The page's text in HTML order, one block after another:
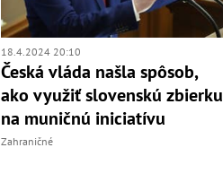
18.4.2024 20:10
Česká vláda našla spôsob,
ako využiť slovenskú zbierku
na muničnú iniciatívu
Zahraničné